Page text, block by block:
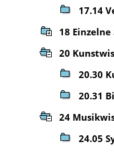
17.14
18
20
20.30
20.31
24
24.05